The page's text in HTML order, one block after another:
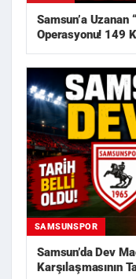
Samsun’a Uzanan
Operasyonu! 149
SAMSUNSPOR
Samsun’da Dev
Karşılaşmasının